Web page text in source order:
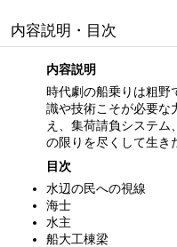
内容説明・目次
内容説明
時代劇の船乗りは粗野
識や技術こそが必要な
え、集荷請負システム
の限りを尽くして生き
目次
水辺の民への視線
海士
水主
船大工棟梁